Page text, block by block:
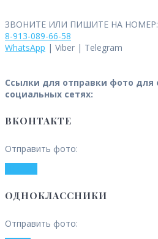
ЗВОНИТЕ ИЛИ ПИШИТЕ НА НОМЕР:
8-913-089-66-58
WhatsApp | Viber | Telegram
Ссылки для отправки фото для
социальных сетях:
ВКОНТАКТЕ
Отправить фото:
ОДНОКЛАССНИКИ
Отправить фото: